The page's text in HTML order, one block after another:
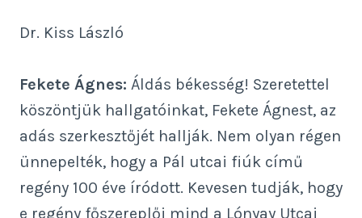
Dr. Kiss László
Fekete Ágnes: Áldás békesség! Szeretettel
köszöntjük hallgatóinkat, Fekete Ágnest, az
adás szerkesztőjét hallják. Nem olyan régen
ünnepelték, hogy a Pál utcai fiúk című
regény 100 éve íródott. Kevesen tudják, hogy
e regény főszereplői mind a Lónyay Utcai